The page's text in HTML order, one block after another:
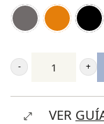
era:
Petzl
Neox
cantidadVER